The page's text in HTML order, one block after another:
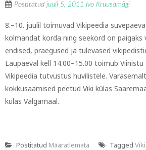
Postitatud juuli 5, 2011 Ivo Kruusamägi
8.–10. juulil toimuvad Vikipeedia
kolmandat korda ning seekord on paigaks
endised, praegused ja tulevased
Laupäeval kell 14.00–15.00 toimub Viinistu
Vikipeedia tutvustus huvilistele.
kokkusaamised peetud Viki külas
külas Valgamaal.
Postitatud Määratlemata Tagged